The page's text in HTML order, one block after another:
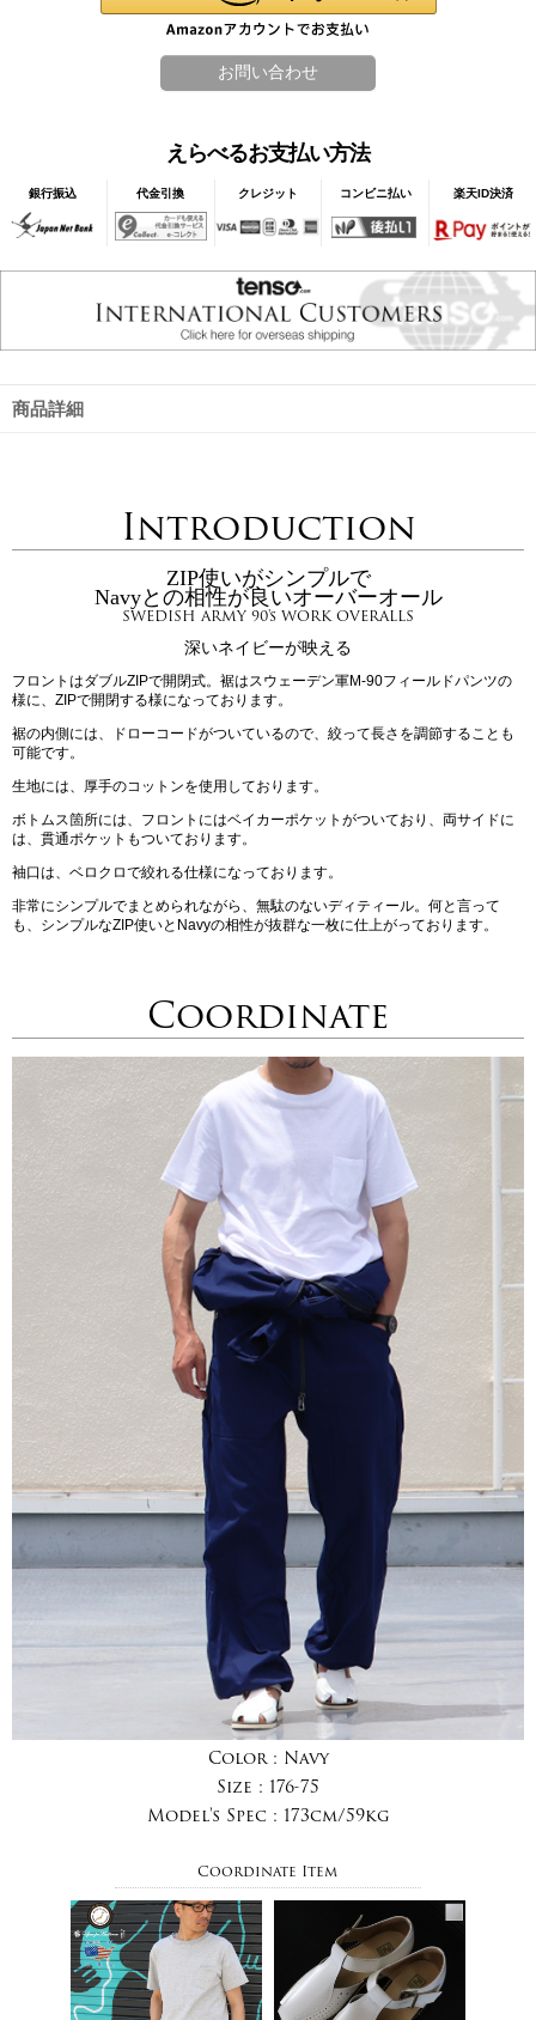
えらべるお支払い方法
銀行振込 代金引換 クレジット コンビニ払い 楽天ID決済
商品詳細
Introduction
ZIP使いがシンプルで
Navyとの相性が良いオーバーオール
SWEDISH ARMY 90's WORK OVERALLS
深いネイビーが映える
フロントはダブルZIPで開閉式。裾はスウェーデン軍M-90フィールドパンツの
様に、ZIPで開閉する様になっております。
裾の内側には、ドローコードがついているので、絞って長さを調節することも
可能です。
生地には、厚手のコットンを使用しております。
ボトムス箇所には、フロントにはベイカーポケットがついており、両サイドに
は、貫通ポケットもついております。
袖口は、ベロクロで絞れる仕様になっております。
非常にシンプルでまとめられながら、無駄のないディティール。何と言って
も、シンプルなZIP使いとNavyの相性が抜群な一枚に仕上がっております。
Coordinate
Color : Navy
Size : 176-75
Model's Spec : 173cm/59kg
Coordinate Item